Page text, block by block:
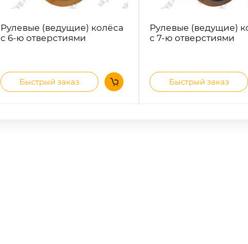
Рулевые (ведущие) колёса
с 6-ю отверстиями
Быстрый заказ
Рулевые (ведущие)
с 7-ю отверстиями
Быстрый заказ